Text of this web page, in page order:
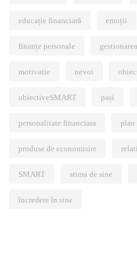
educație financiară emoții
finanțe personale
motivatie nevoi
obiectiveSMART pași
personalitate financiara plan
produse de economisire
SMART stima de sine
încredere în sine